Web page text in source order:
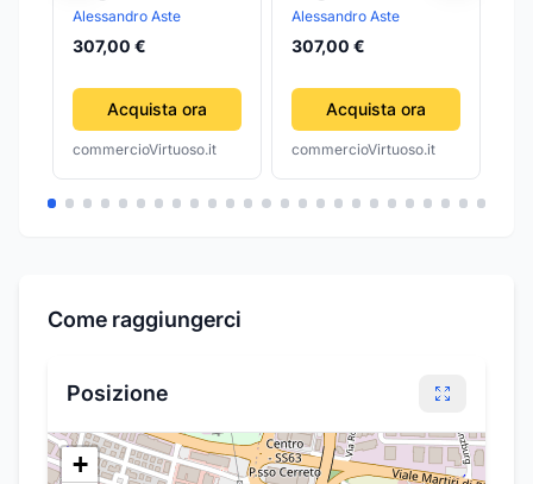
Alessandro Aste
307,00 €
Acquista ora
commercioVirtuoso.it
Alessandro Aste
307,00 €
Acquista ora
commercioVirtuoso.it
Come raggiungerci
Posizione
+